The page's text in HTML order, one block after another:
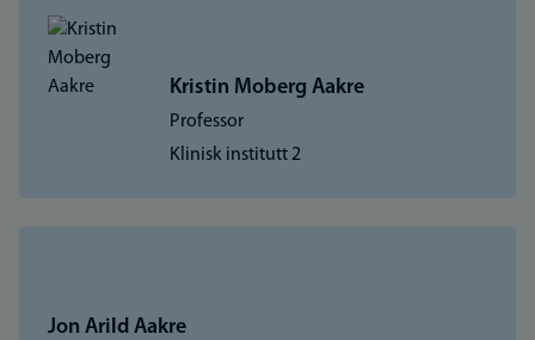
Kristin Moberg Aakre
Professor
Klinisk institutt 2
Jon Arild Aakre